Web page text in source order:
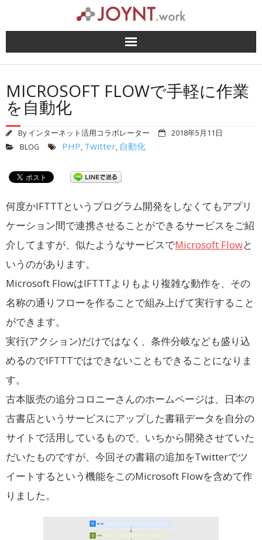
content
MICROSOFT FLOWで手軽に作業
を自動化
Byインターネット活用コラボレーター
2018年5月11日
BLOG
PHP, Twitter, 自動化
何度かIFTTTというプログラム開発をしなくてもアプリ
ケーション間で連携させることができるサービスをご紹
介してますが、似たようなサービスでMicrosoft Flowと
いうのがあります。
Microsoft FlowはIFTTTよりもより複雑な動作を、その
名称の通りフローを作ることで組み上げて実行すること
ができます。
実行(アクション)だけではなく、条件分岐なども盛り込
めるのでIFTTTではできないこともできることになりま
す。
古本販売の追分コロニーさんのホームページは、日本の
古書店というサービスにアップした書籍データを自分の
サイトで活用しているもので、いちから開発させていた
だいたものですが、今回その書籍の追加をTwitterでツ
イートするという機能をこのMicrosoft Flowを含めて作
りました。